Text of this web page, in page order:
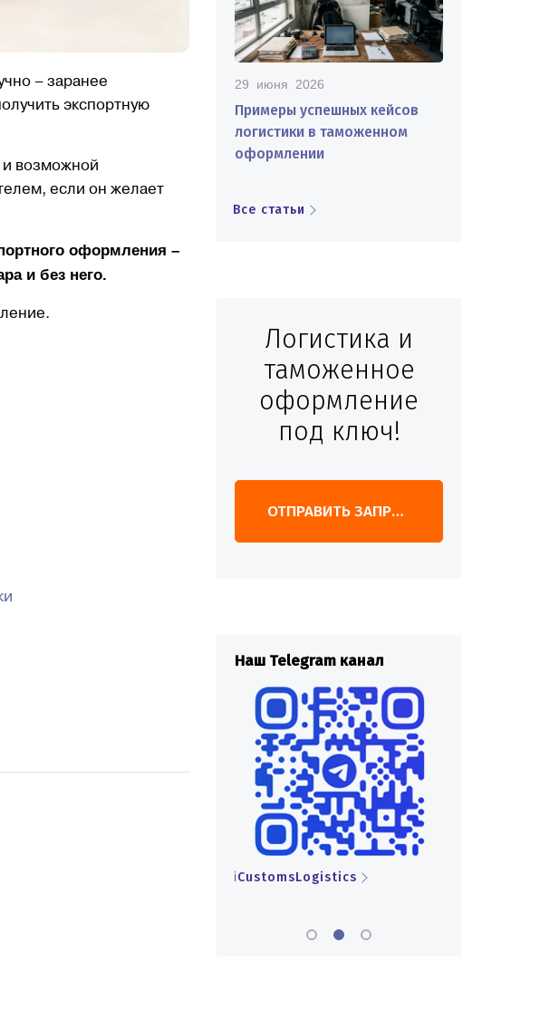
– заранее
экспортную
и возможной
если он желает
оформления –
и без него.
29 июня 2026
Примеры успешных кейсов
логистики в таможенном
оформлении
Все статьи
Логистика и
таможенное
оформление
под ключ!
ОТПРАВИТЬ ЗАПРОС
Наш Telegram канал
iCustomsLogistics